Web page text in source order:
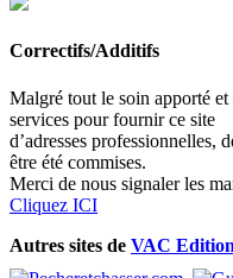
Correctifs/Additifs
Malgré tout le soin apporté et
services pour fournir ce site
d’adresses professionnelles,
être été commises.
Merci de nous signaler les
Cliquez ICI
Autres sites de VAC